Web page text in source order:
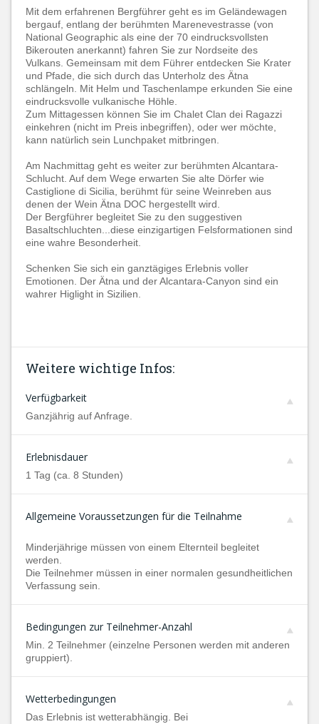
Mit dem erfahrenen Bergführer geht es im Geländewagen
bergauf, entlang der berühmten Marenevestrasse (von
National Geographic als eine der 70 eindrucksvollsten
Bikerouten anerkannt) fahren Sie zur Nordseite des
Vulkans. Gemeinsam mit dem Führer entdecken Sie Krater
und Pfade, die sich durch das Unterholz des Ätna
schlängeln. Mit Helm und Taschenlampe erkunden Sie eine
eindrucksvolle vulkanische Höhle.
Zum Mittagessen können Sie im Chalet Clan dei Ragazzi
einkehren (nicht im Preis inbegriffen), oder wer möchte,
kann natürlich sein Lunchpaket mitbringen.
Am Nachmittag geht es weiter zur berühmten Alcantara-
Schlucht. Auf dem Wege erwarten Sie alte Dörfer wie
Castiglione di Sicilia, berühmt für seine Weinreben aus
denen der Wein Ätna DOC hergestellt wird.
Der Bergführer begleitet Sie zu den suggestiven
Basaltschluchten...diese einzigartigen Felsformationen sind
eine wahre Besonderheit.
Schenken Sie sich ein ganztägiges Erlebnis voller
Emotionen. Der Ätna und der Alcantara-Canyon sind ein
wahrer Higlight in Sizilien.
Weitere wichtige Infos:
Verfügbarkeit
Ganzjährig auf Anfrage.
Erlebnisdauer
1 Tag (ca. 8 Stunden)
Allgemeine Voraussetzungen für die Teilnahme
Minderjährige müssen von einem Elternteil begleitet
werden.
Die Teilnehmer müssen in einer normalen gesundheitlichen
Verfassung sein.
Bedingungen zur Teilnehmer-Anzahl
Min. 2 Teilnehmer (einzelne Personen werden mit anderen
gruppiert).
Wetterbedingungen
Das Erlebnis ist wetterabhängig. Bei